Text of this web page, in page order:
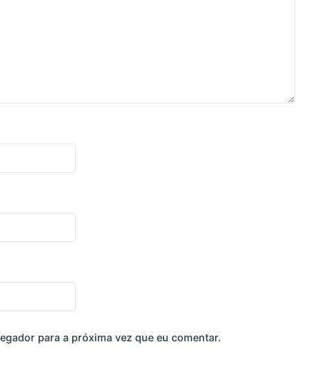
para a próxima vez que eu comentar.